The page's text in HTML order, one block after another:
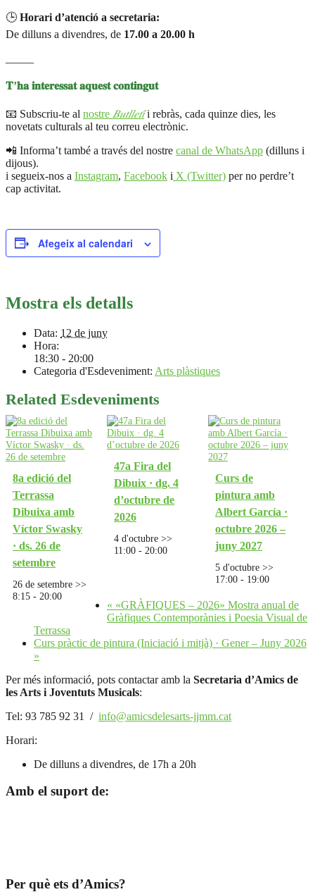
🕒 Horari d’atenció a secretaria:
De dilluns a divendres, de 17.00 a 20.00 h
𝐓’𝐡𝐚 𝐢𝐧𝐭𝐞𝐫𝐞𝐬𝐬𝐚𝐭 𝐚𝐪𝐮𝐞𝐬𝐭 𝐜𝐨𝐧𝐭𝐢𝐧𝐠𝐮𝐭
📧 Subscriu-te al nostre 𝐵𝑢𝑡𝑙𝑙𝑒𝑡𝑖́i rebràs, cada quinze dies, les
novetats culturals al teu correu electrònic.
📲 Informa’t també a través del nostre canal de WhatsApp (dilluns i
dijous).
i segueix-nos a Instagram, Facebook i X (Twitter) per no perdre’t
cap activitat.
Afegeix al calendari
Mostra els detalls
Data: 12 de juny
Hora:
18:30 - 20:00
Categoria d'Esdeveniment: Arts plàstiques
Related Esdeveniments
8a edició del
Terrassa
Dibuixa amb
Víctor Swasky
· ds. 26 de
setembre
26 de setembre >>
8:15 - 20:00
47a Fira del
Dibuix · dg. 4
d’octubre de
2026
4 d'octubre >>
11:00 - 20:00
Curs de
pintura amb
Albert García ·
octubre 2026 –
juny 2027
5 d'octubre >>
17:00 - 19:00
« «GRÀFIQUES – 2026» Mostra anual de
Gràfiques Contemporànies i Poesia Visual de
Terrassa
Curs pràctic de pintura (Iniciació i mitjà) · Gener – Juny 2026
»
Per més informació, pots contactar amb la Secretaria d’Amics de
les Arts i Joventuts Musicals:
Tel: 93 785 92 31 / info@amicsdelesarts-jjmm.cat
Horari:
De dilluns a divendres, de 17h a 20h
Amb el suport de:
Per què ets d’Amics?